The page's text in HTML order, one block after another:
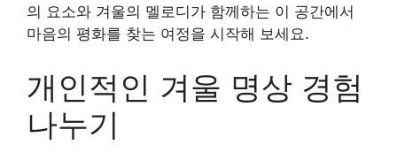
의 요소와 겨울의 멜로디가 함께하는 이 공간에서
마음의 평화를 찾는 여정을 시작해 보세요.
개인적인 겨울 명상 경험
나누기